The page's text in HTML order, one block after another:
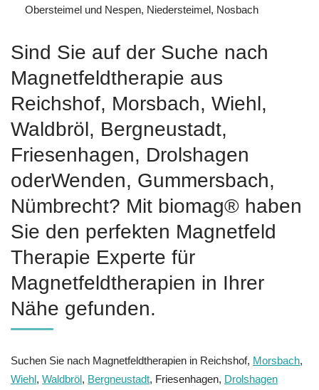
Obersteimel und Nespen, Niedersteimel, Nosbach
Sind Sie auf der Suche nach
Magnetfeldtherapie aus
Reichshof, Morsbach, Wiehl,
Waldbröl, Bergneustadt,
Friesenhagen, Drolshagen
oderWenden, Gummersbach,
Nümbrecht? Mit biomag® haben
Sie den perfekten Magnetfeld
Therapie Experte für
Magnetfeldtherapien in Ihrer
Nähe gefunden.
Suchen Sie nach Magnetfeldtherapien in Reichshof, Morsbach,
Wiehl, Waldbröl, Bergneustadt, Friesenhagen, Drolshagen